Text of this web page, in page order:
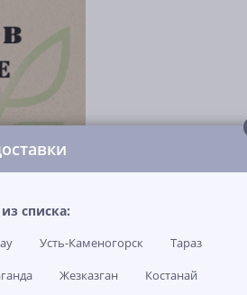
списка:
Усть-Каменогорск
Тараз
Жезказган
Костанай